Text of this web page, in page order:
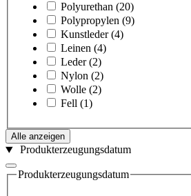
Polyurethan (20)
Polypropylen (9)
Kunstleder (4)
Leinen (4)
Leder (2)
Nylon (2)
Wolle (2)
Fell (1)
Alle anzeigen
Produkterzeugungsdatum
Produkterzeugungsdatum